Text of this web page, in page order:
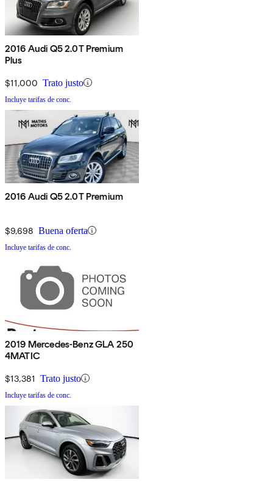
2016 Audi Q5 2.0T Premium
Plus
$11,000 Trato justo
Incluye tarifas de conc.
2016 Audi Q5 2.0T Premium
$9,698 Buena oferta
Incluye tarifas de conc.
2019 Mercedes-Benz GLA 250
4MATIC
$13,381 Trato justo
Incluye tarifas de conc.